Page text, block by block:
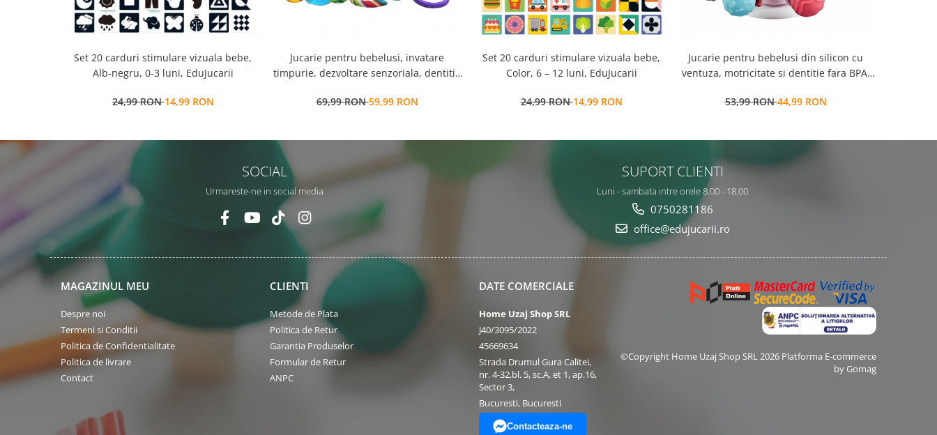
Set 20 carduri stimulare vizuala bebe,
Alb-negru, 0-3 luni, EduJucarii
24,99 RON14,99 RON
Jucarie pentru bebelusi, invatare
timpurie, dezvoltare senzoriala, dentitie
69,99 RON59,99 RON
Set 20 carduri stimulare vizuala bebe,
Color, 6 – 12 luni, EduJucarii
24,99 RON14,99 RON
Jucarie pentru bebelusi din silicon cu
ventuza, motricitate si dentitie fara BPA,
53,99 RON44,99 RON
SOCIAL
Urmareste-ne in social media
SUPORT CLIENTI
Luni - sambata intre orele 8.00 - 18.00
0750281186
office@edujucarii.ro
MAGAZINUL MEU
Despre noi
Termeni si Conditii
Politica de Confidentialitate
Politica de livrare
Contact
CLIENTI
Metode de Plata
Politica de Retur
Garantia Produselor
Formular de Retur
ANPC
DATE COMERCIALE
Home Uzaj Shop SRL
J40/3095/2022
45669634
Strada Drumul Gura Calitei,
nr. 4-32,bl. 5, sc.A, et 1, ap.16,
Sector 3,
Bucuresti, Bucuresti
Contacteaza-ne
©Copyright Home Uzaj Shop SRL 2026 Platforma E-commerce
by Gomag